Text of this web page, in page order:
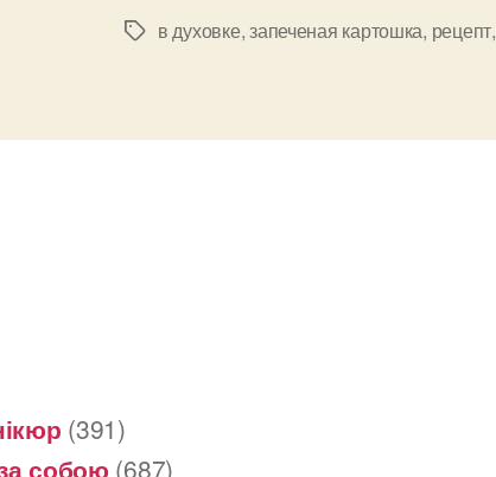
Позначки
в духовке,запеченая картошка, рецепт,
(391)
собою (687)